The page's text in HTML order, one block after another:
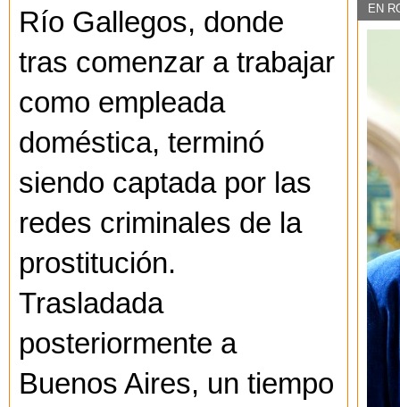
Río Gallegos, donde
tras comenzar a trabajar
como empleada
doméstica, terminó
siendo captada por las
redes criminales de la
prostitución.
Trasladada
posteriormente a
Buenos Aires, un tiempo
EN